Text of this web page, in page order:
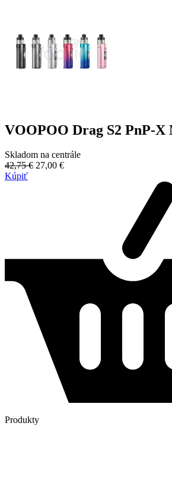
VOOPOO Drag S2 PnP-X
Skladom na centrále
42,75 € 27,00 €
Kúpiť
Produkty